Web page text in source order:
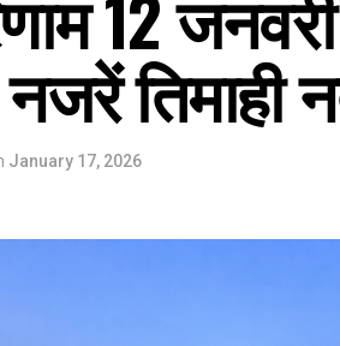
तिमाही
January 17, 2026